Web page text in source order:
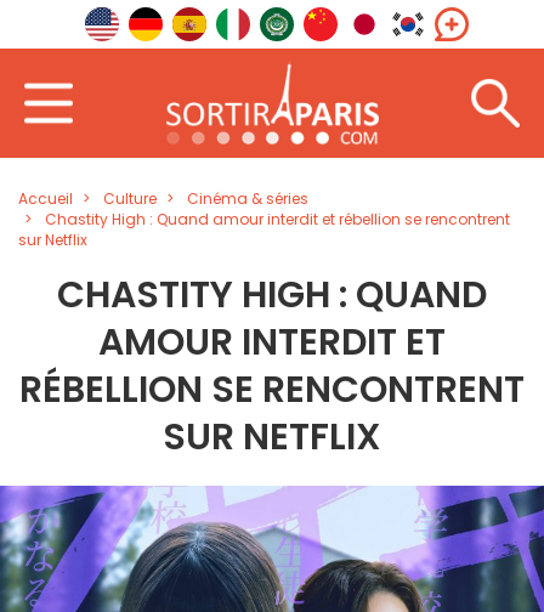
Accueil Culture
Cinéma & séries
Chastity High : Quand amour interdit et rébellion se rencontrent
sur Netflix
CHASTITY HIGH : QUAND
AMOUR INTERDIT ET
RÉBELLION SE RENCONTRENT
SUR NETFLIX